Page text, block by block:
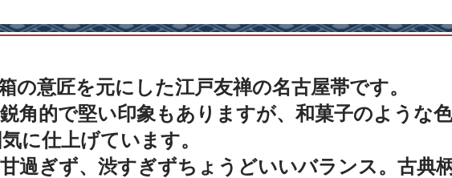
の意匠を元にした江戸友禅の名古屋帯です。
角的で堅い印象もありますが、和菓子のような
に仕上げています。
過ぎず、渋すぎずちょうどいいバランス。古典